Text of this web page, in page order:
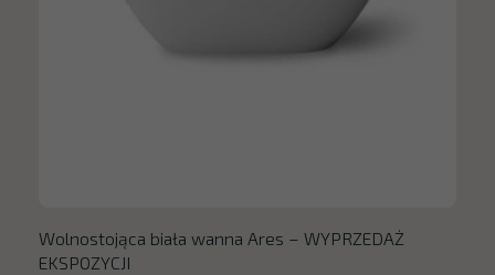
Wolnostojąca biała wanna Ares – WYPRZEDAŻ
EKSPOZYCJI